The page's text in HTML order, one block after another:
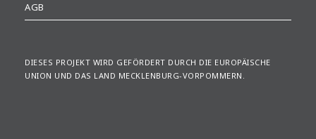
AGB
DIESES PROJEKT WIRD GEFÖRDERT DURCH DIE EUROPÄISCHE
UNION UND DAS LAND MECKLENBURG-VORPOMMERN.